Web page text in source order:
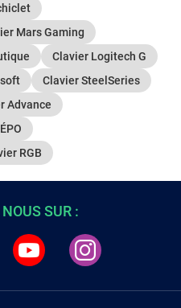
Mars Gaming
Clavier Logitech G
Clavier SteelSeries
Advance
RGB
SUR :